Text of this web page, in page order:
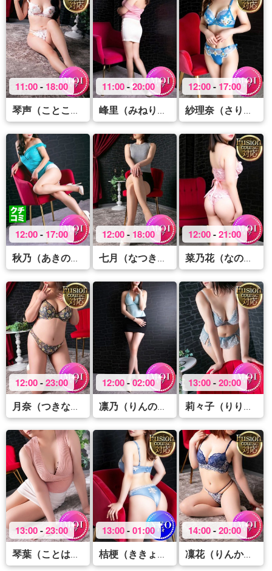
11:00- 18:00
琴声（ことこ）
11:00-20:00
峰里（みねり） (36)
12:00- 17:00
紗理奈（さりな）
12:00- 17:00
秋乃（あきの）
12:00- 18:00
七月（なつき） (31)
12:00-21:00
菜乃花（なのは）
12:00-23:00
月奈（つきな）
12:00-02:00
凛乃（りんの）
13:00-20:00
莉々子（りりこ）
13:00-23:00
琴葉（ことは）
13:00-01:00
桔梗（ききょう） (46)
14:00-20:00
凜花（りんか）